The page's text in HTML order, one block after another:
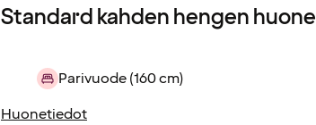
Standard kahden hengen huone
Parivuode (160 cm)
Huonetiedot